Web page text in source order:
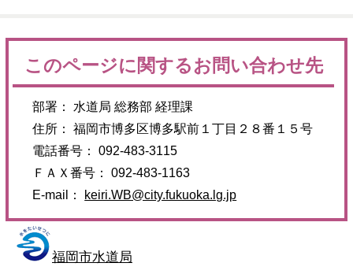
このページに関するお問い合わせ先
部署： 水道局 総務部 経理課
住所： 福岡市博多区博多駅前１丁目２８番１５号
電話番号： 092-483-3115
ＦＡＸ番号： 092-483-1163
E-mail：
keiri.WB@city.fukuoka.lg.jp
福岡市水道局